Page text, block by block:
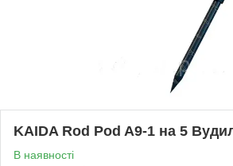
KAIDA Rod Pod A9-1 на 5
В наявності